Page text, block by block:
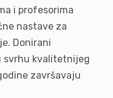
i profesorima
nastave za
Donirani
svrhu kvalitetnijeg
završavaju